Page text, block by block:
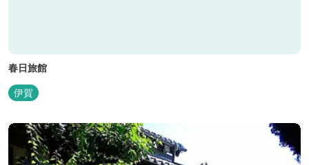
春日旅館
伊賀